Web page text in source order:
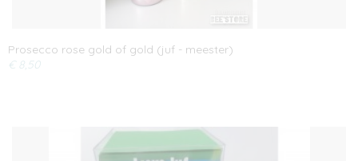
Prosecco rose gold of gold (juf - meester)
€ 8,50